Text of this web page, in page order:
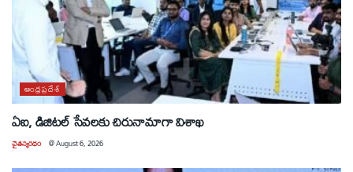
ఆంధ్రప్రదేశ్
ఏఐ, డిజిటల్ సేవలకు చిరునామాగా విశాఖ
చైతన్యరధం @August 6, 2026